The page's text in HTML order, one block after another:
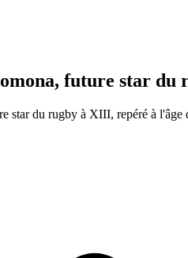
future star du
star du rugby à XIII, repéré à